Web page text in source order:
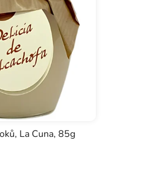
La Cuna, 85g